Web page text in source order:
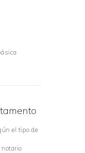
el tipo de
notario